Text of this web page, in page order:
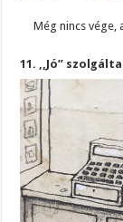
Még nincs vége,
11. ,,Jó”